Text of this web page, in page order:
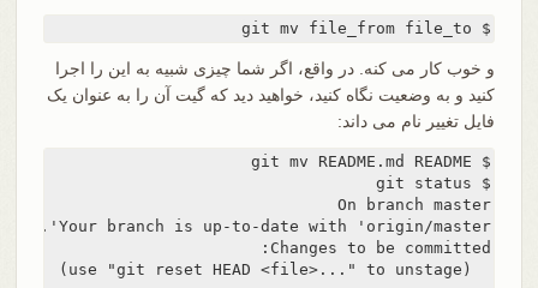
$ git mv file_from file_to
و خوب کار می کنه. در واقع، اگر شما چیزی شبیه به این را اجرا
کنید و به وضعیت نگاه کنید، خواهید دید که گیت آن را به عنوان یک
فایل تغییر نام می داند:
$ git mv README.md README
$ git status
On branch master